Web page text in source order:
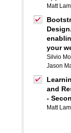
Matt
your
Silvio
Jason
and
-
Matt